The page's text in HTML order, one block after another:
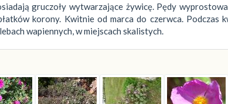
gruczoły wytwarzające żywicę. Pędy
korony. Kwitnie od marca do czerwca.
wapiennych, w miejscach skalistych.